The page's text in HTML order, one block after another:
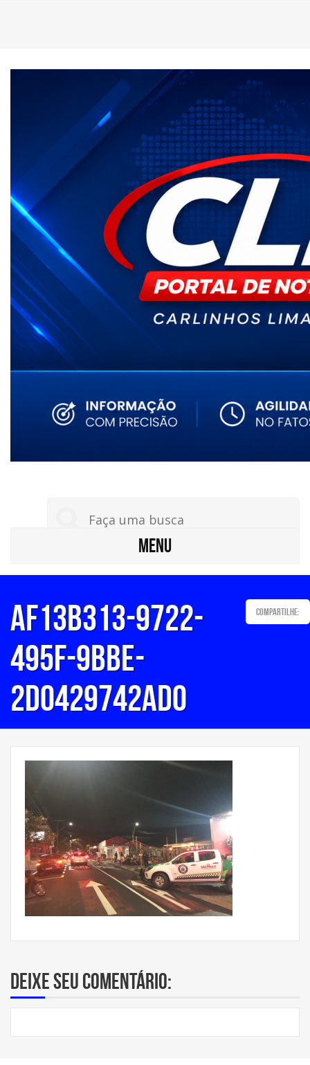
MENU
af13b313-9722-
495f-9bbe-
2d0429742ad0
Compartilhe:
Deixe seu comentário: